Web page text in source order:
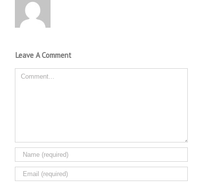
Leave A Comment
Comment